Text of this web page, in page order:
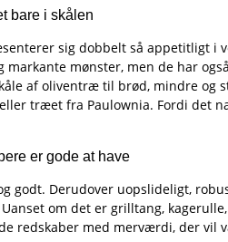
bare i skålen
sig dobbelt så appetitligt i
mønster, men de har
af oliventræ til brød, mindre og
træet fra Paulownia. Fordi det
er gode at have
godt. Derudover uopslideligt,
om det er grilltang,
redskaber med merværdi, der vil